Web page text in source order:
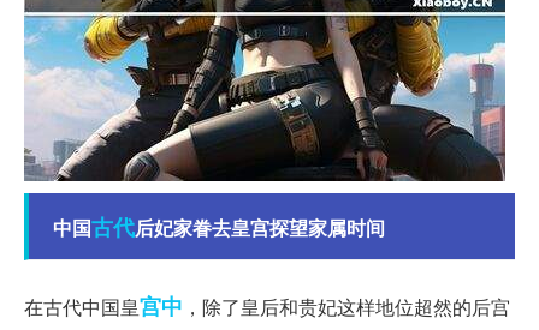
中国古代后妃家眷去皇宫探望家属时间
在古代中国皇宫中 ，除了皇后和贵妃这样地位超然的后宫